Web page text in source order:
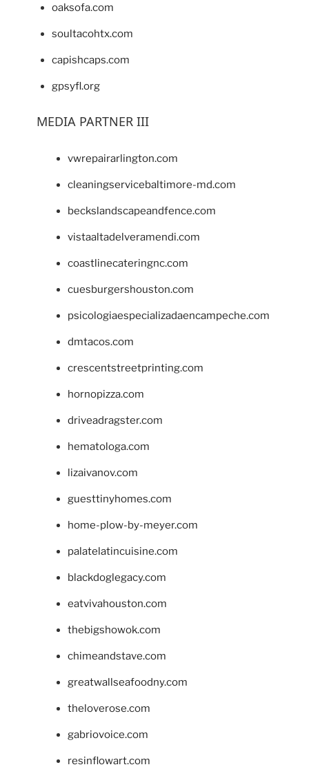
oaksofa.com
soultacohtx.com
capishcaps.com
gpsyfl.org
MEDIA PARTNER III
vwrepairarlington.com
cleaningservicebaltimore-md.com
beckslandscapeandfence.com
vistaaltadelveramendi.com
coastlinecateringnc.com
cuesburgershouston.com
psicologiaespecializadaencampeche.com
dmtacos.com
crescentstreetprinting.com
hornopizza.com
driveadragster.com
hematologa.com
lizaivanov.com
guesttinyhomes.com
home-plow-by-meyer.com
palatelatincuisine.com
blackdoglegacy.com
eatvivahouston.com
thebigshowok.com
chimeandstave.com
greatwallseafoodny.com
theloverose.com
gabriovoice.com
resinflowart.com